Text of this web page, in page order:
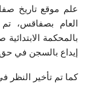
علم موقع تاريخ
العام بصفاقس، تم
إيداع بالسجن في حق 4 أطراف متورّطين في هذه القضية.
كما تم تأخير النظر في